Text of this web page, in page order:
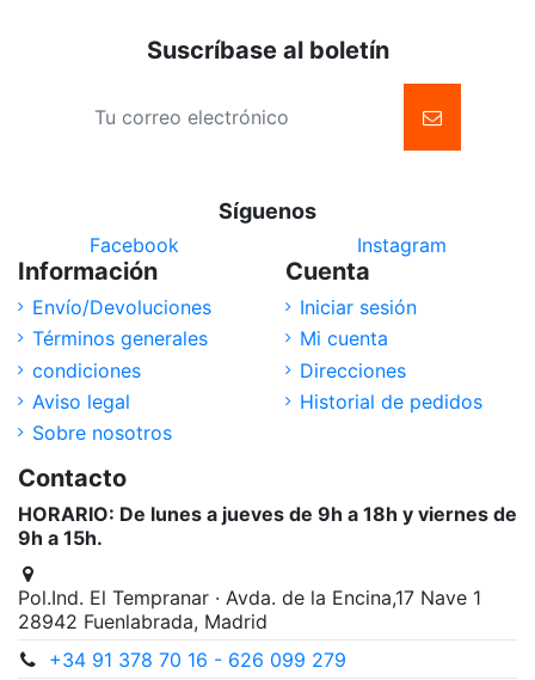
Suscríbase al boletín
Síguenos
Facebook Instagram
Información
Envío/Devoluciones
Términos generales
condiciones
Aviso legal
Sobre nosotros
Cuenta
Iniciar sesión
Mi cuenta
Direcciones
Historial de pedidos
Contacto
HORARIO: De lunes a jueves de 9h a 18h y viernes de
9h a 15h.
Pol.Ind. El Tempranar · Avda. de la Encina,17 Nave 1
28942 Fuenlabrada, Madrid
+34 91 378 70 16 - 626 099 279